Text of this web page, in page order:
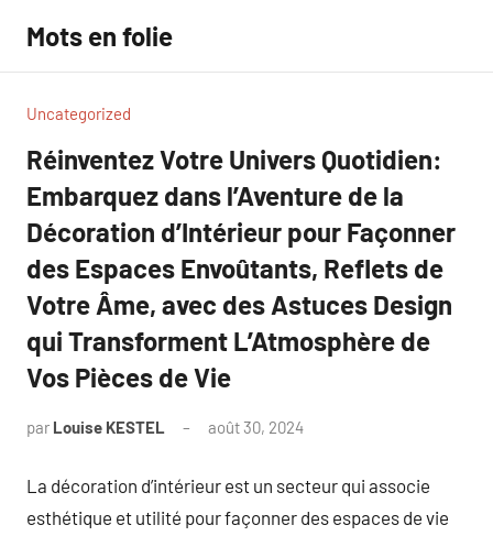
contenu
Mots en folie
Uncategorized
Réinventez Votre Univers Quotidien:
Embarquez dans l’Aventure de la
Décoration d’Intérieur pour Façonner
des Espaces Envoûtants, Reflets de
Votre Âme, avec des Astuces Design
qui Transforment L’Atmosphère de
Vos Pièces de Vie
par Louise KESTEL août 30, 2024
La décoration d’intérieur est un secteur qui associe
esthétique et utilité pour façonner des espaces de vie